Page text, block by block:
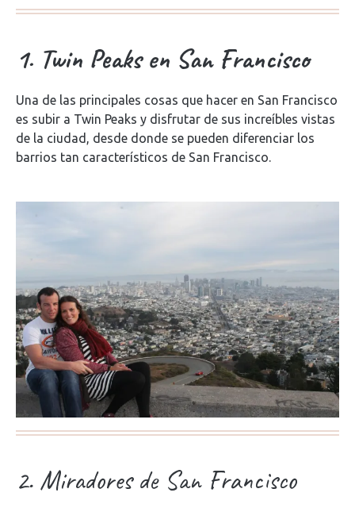
1. Twin Peaks en San Francisco
Una de las principales cosas que hacer en San Francisco
es subir a Twin Peaks y disfrutar de sus increíbles vistas
de la ciudad, desde donde se pueden diferenciar los
barrios tan característicos de San Francisco.
2. Miradores de San Francisco